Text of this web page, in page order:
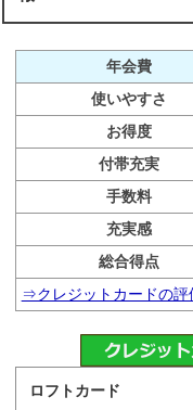
年会費
使いやすさ
お得度
付帯充実
手数料
充実感
総合得点
⇒クレジットカードの評
ロフトカード